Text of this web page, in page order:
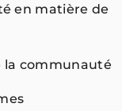
en matière de
la communauté